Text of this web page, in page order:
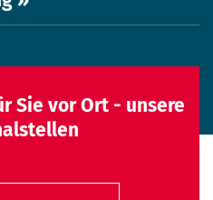
Sie vor Ort - unsere